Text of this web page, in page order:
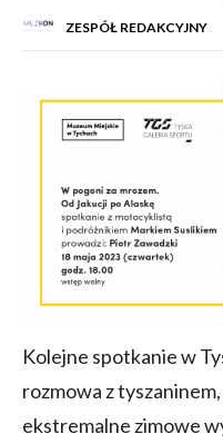
ZESPÓŁ REDAKCYJNY
Kolejne spotkanie w
rozmowa z
ekstremalne zimowe